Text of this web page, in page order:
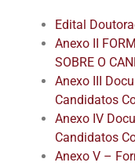
Edital
Anexo II
SOBRE O
Anexo III
Candidatos
Anexo IV
Candidatos
Anexo V –